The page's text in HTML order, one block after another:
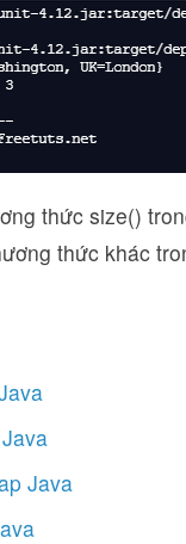
thức size()
thức khác
Java